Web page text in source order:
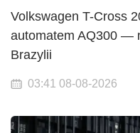
Volkswagen T-Cross
automatem AQ300 —
Brazylii
03:41 08-08-2026